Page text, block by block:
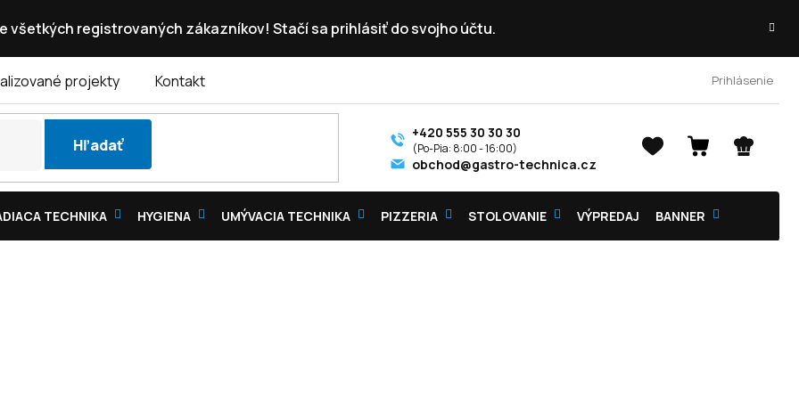
všetkých registrovaných zákazníkov! Stačí sa prihlásiť do svojho účtu.
projekty Kontakt Prihlásenie
Hľadať
NÁKUPNÝ
+420 555 30 30 30
obchod@gastro-technica.cz
TECHNIKA HYGIENA UMÝVACIA TECHNIKA PIZZERIA STOLOVANIE VÝPREDAJ BANNER